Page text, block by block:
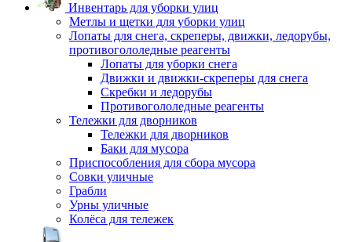
Инвентарь для уборки улиц
Метлы и щетки для уборки улиц
Лопаты для снега, скреперы, движки, ледорубы,
противогололедные реагенты
Лопаты для уборки снега
Движки и движки-скреперы для снега
Скребки и ледорубы
Противогололедные реагенты
Тележки для дворников
Тележки для дворников
Баки для мусора
Приспособления для сбора мусора
Совки уличные
Грабли
Урны уличные
Колёса для тележек